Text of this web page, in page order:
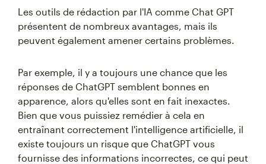
Les outils de rédaction par l'IA comme Chat GPT
présentent de nombreux avantages, mais ils
peuvent également amener certains problèmes.
Par exemple, il y a toujours une chance que les
réponses de ChatGPT semblent bonnes en
apparence, alors qu'elles sont en fait inexactes.
Bien que vous puissiez remédier à cela en
entraînant correctement l'intelligence artificielle, il
existe toujours un risque que ChatGPT vous
fournisse des informations incorrectes, ce qui peut